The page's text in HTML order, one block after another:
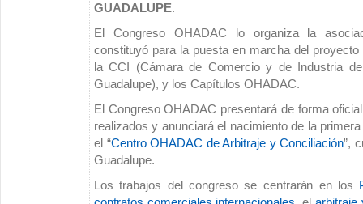
GUADALUPE.
El Congreso OHADAC lo organiza la
constituyó para la puesta en marcha del
la CCI (Cámara de Comercio y de Industria
Guadalupe), y los Capítulos OHADAC.
El Congreso OHADAC presentará de forma
realizados y anunciará el nacimiento de la
el “Centro OHADAC de Arbitraje y Conciliación”,
Guadalupe.
Los trabajos del congreso se centrarán en los